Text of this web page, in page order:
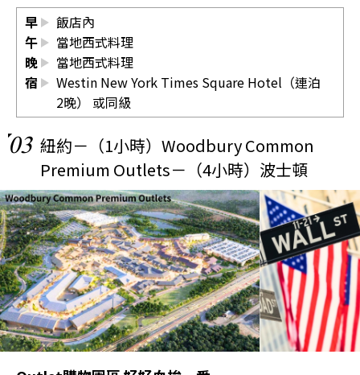
早
飯店內
午
當地西式料理
晚
當地西式料理
宿
Westin New York Times Square Hotel（連泊
2晚） 或同級
03 紐約－（1小時）Woodbury Common
Premium Outlets－（4小時）波士頓